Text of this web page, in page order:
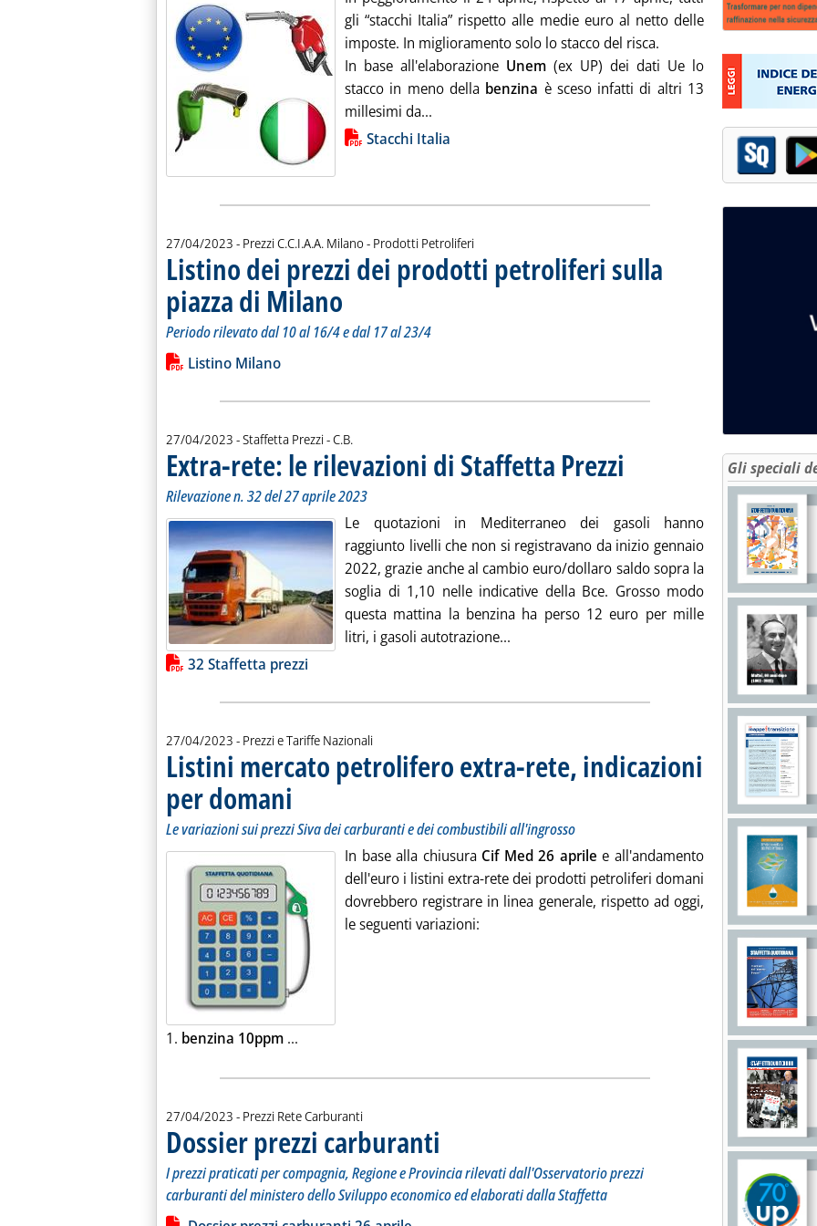
gli “stacchi Italia” rispetto alle medie euro al netto delle
imposte. In miglioramento solo lo stacco del risca.
In base all'elaborazione Unem (ex UP) dei dati Ue lo
stacco in meno della benzina è sceso infatti di altri 13
millesimi da... Leggi tutta la notizia: '“Stacchi Italia” del 24 aprile,
Lista allegati PDF alla notizia
Stacchi Italia
27/04/2023 - Prezzi C.C.I.A.A. Milano - Prodotti Petroliferi
Listino dei prezzi dei prodotti petroliferi sulla
piazza di Milano . Sottotitolo: Periodo rilevato dal 10 al 16/4 e dal 17 al 23/4
. Pubblicata giovedì 27 aprile 2023 alle 16.3.
Periodo rilevato dal 10 al 16/4 e dal 17 al 23/4
Leggi tutta la notizia: 'Listino dei prezzi dei prodotti petroliferi sulla piazza di Milano'
Lista allegati PDF alla notizia
Listino Milano
27/04/2023 - Staffetta Prezzi -di:
C.B.
Extra-rete: le rilevazioni di Staffetta Prezzi . Sottotitolo: Rilevazione n. 32 del 27 aprile
. Pubblicata giovedì 27 aprile 2023 alle
Rilevazione n. 32 del 27 aprile 2023
Le quotazioni in Mediterraneo dei gasoli hanno
raggiunto livelli che non si registravano da inizio gennaio
2022, grazie anche al cambio euro/dollaro saldo sopra la
soglia di 1,10 nelle indicative della Bce. Grosso modo
questa mattina la benzina ha perso 12 euro per mille
litri, i gasoli autotrazione... Leggi tutta la notizia: 'Extra-rete: le
Lista allegati PDF alla notizia
32 Staffetta prezzi
27/04/2023 - Prezzi e Tariffe Nazionali
Listini mercato petrolifero extra-rete, indicazioni
per domani . Sottotitolo: Le variazioni sui prezzi Siva dei carburanti e dei combustibili all'ingrosso
. Pubblicata giovedì 27 aprile 2023 alle 9.5.
Le variazioni sui prezzi Siva dei carburanti e dei combustibili all'ingrosso
In base alla chiusura Cif Med 26 aprile e all'andamento
dell'euro i listini extra-rete dei prodotti petroliferi domani
dovrebbero registrare in linea generale, rispetto ad oggi,
le seguenti variazioni:
1. benzina 10ppm ... Leggi tutta la notizia: 'Listini mercato petrolifero extra-rete, indicazioni per
27/04/2023 - Prezzi Rete Carburanti
Dossier prezzi carburanti . Sottotitolo: I prezzi praticati per compagnia, Regione e Provincia rilevati
I prezzi praticati per compagnia, Regione e Provincia rilevati dall'Osservatorio prezzi
carburanti del ministero dello Sviluppo economico ed elaborati dalla Staffetta
Leggi tutta la notizia: 'Dossier prezzi carburanti'
Gli speciali